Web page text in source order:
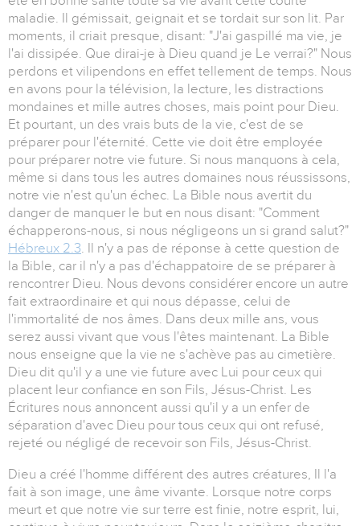
maladie. Il gémissait, geignait et se tordait sur son lit. Par
moments, il criait presque, disant: "J'ai gaspillé ma vie, je
l'ai dissipée. Que dirai-je à Dieu quand je Le verrai?" Nous
perdons et vilipendons en effet tellement de temps. Nous
en avons pour la télévision, la lecture, les distractions
mondaines et mille autres choses, mais point pour Dieu.
Et pourtant, un des vrais buts de la vie, c'est de se
préparer pour l'éternité. Cette vie doit être employée
pour préparer notre vie future. Si nous manquons à cela,
même si dans tous les autres domaines nous réussissons,
notre vie n'est qu'un échec. La Bible nous avertit du
danger de manquer le but en nous disant: "Comment
échapperons-nous, si nous négligeons un si grand salut?"
Hébreux 2.3. Il n'y a pas de réponse à cette question de
la Bible, car il n'y a pas d'échappatoire de se préparer à
rencontrer Dieu. Nous devons considérer encore un autre
fait extraordinaire et qui nous dépasse, celui de
l'immortalité de nos âmes. Dans deux mille ans, vous
serez aussi vivant que vous l'êtes maintenant. La Bible
nous enseigne que la vie ne s'achève pas au cimetière.
Dieu dit qu'il y a une vie future avec Lui pour ceux qui
placent leur confiance en son Fils, Jésus-Christ. Les
Écritures nous annoncent aussi qu'il y a un enfer de
séparation d'avec Dieu pour tous ceux qui ont refusé,
rejeté ou négligé de recevoir son Fils, Jésus-Christ.
Dieu a créé l'homme différent des autres créatures, Il l'a
fait à son image, une âme vivante. Lorsque notre corps
meurt et que notre vie sur terre est finie, notre esprit, lui,